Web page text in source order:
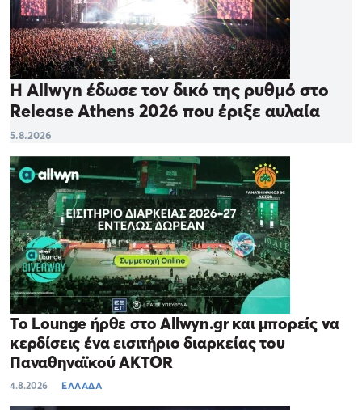
Η Allwyn έδωσε τον δικό της ρυθμό στο
Release Athens 2026 που έριξε αυλαία
5.8.2026
Το Lounge ήρθε στο Allwyn.gr και μπορείς να
κερδίσεις ένα εισιτήριο διαρκείας του
Παναθηναϊκού AKTOR
4.8.2026 ΕΛΛΑΔΑ